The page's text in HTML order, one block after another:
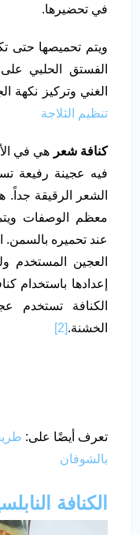
في تحضيرها.
ويتم تحميصها حتى
الفستق الحلبي
الغني وتركيز نكهة
تنظيم الثلاجة
كنافة شعر هي في
فيه عجينة رفيعة
الشعر الرقيقة
معظم الوصفات
عند تحميره بالسمن.
العجين المستخدم
إعدادها باستخدام
الكنافة تستخدم
الخشنة.[2]
تعرف أيضًا على:
بالشوفان
الكنافة